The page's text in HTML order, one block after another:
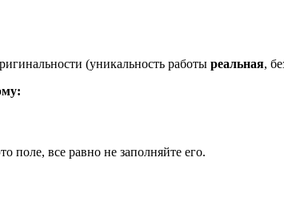
(уникальность работы реальная,
поле, все равно не заполняйте его.